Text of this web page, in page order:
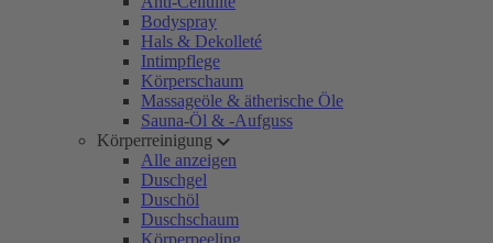
Bodyspray
Hals & Dekolleté
Intimpflege
Körperschaum
Massageöle & ätherische Öle
Sauna-Öl & -Aufguss
Körperreinigung
Alle anzeigen
Duschgel
Duschöl
Duschschaum
Körperpeeling